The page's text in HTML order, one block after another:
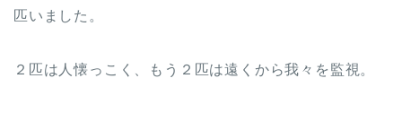
匹いました。
２匹は人懐っこく、もう２匹は遠くから我々を監視。